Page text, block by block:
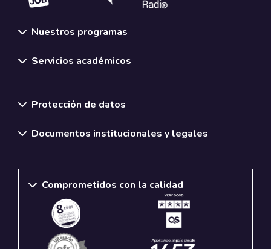
Nuestros programas
Servicios académicos
Protección de datos
Documentos institucionales y legales
Comprometidos con la calidad